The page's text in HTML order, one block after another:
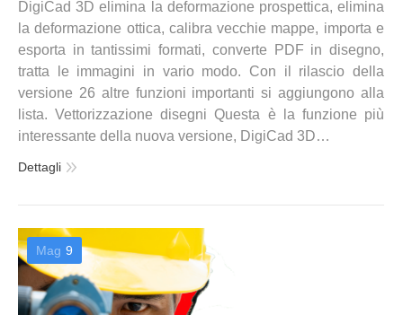
DigiCad 3D elimina la deformazione prospettica, elimina
la deformazione ottica, calibra vecchie mappe, importa e
esporta in tantissimi formati, converte PDF in disegno,
tratta le immagini in vario modo. Con il rilascio della
versione 26 altre funzioni importanti si aggiungono alla
lista. Vettorizzazione disegni Questa è la funzione più
interessante della nuova versione, DigiCad 3D…
Dettagli
Mag 9